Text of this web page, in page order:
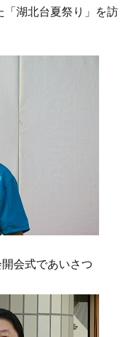
「湖北台夏祭り」を訪
会式であいさつ